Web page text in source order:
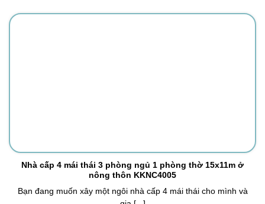
Nhà cấp 4 mái thái 3 phòng ngủ 1 phòng thờ 15x11m ở
nông thôn KKNC4005
Bạn đang muốn xây một ngôi nhà cấp 4 mái thái cho mình và